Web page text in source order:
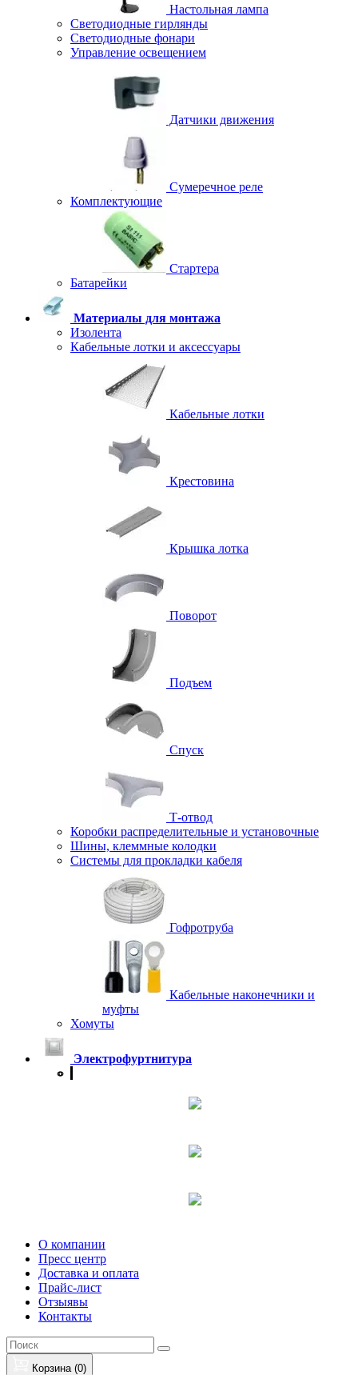
Настольная лампа
Светодиодные гирлянды
Светодиодные фонари
Управление освещением
Датчики движения
Сумеречное реле
Комплектующие
Стартера
Батарейки
Материалы для монтажа
Изолента
Кабельные лотки и аксессуары
Кабельные лотки
Крестовина
Крышка лотка
Поворот
Подъем
Спуск
Т-отвод
Коробки распределительные и установочные
Шины, клеммные колодки
Системы для прокладки кабеля
Гофротруба
Кабельные наконечники и
муфты
Хомуты
Электрофуртнитура
О компании
Пресс центр
Доставка и оплата
Прайс-лист
Отзыявы
Контакты
Корзина (0)